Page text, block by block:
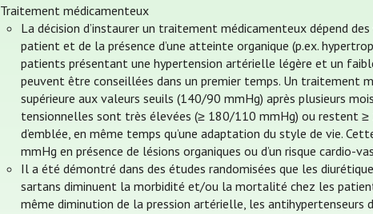
Traitement médicamenteux
La décision d’instaurer un traitement médicamenteux dépend
patient et de la présence d’une atteinte organique (p.ex.
patients présentant une hypertension artérielle légère et un
peuvent être conseillées dans un premier temps. Un traitement
supérieure aux valeurs seuils (140/90 mmHg) après plusieurs
tensionnelles sont très élevées (≥ 180/110 mmHg) ou restent
d’emblée, en même temps qu’une adaptation du style de vie.
mmHg en présence de lésions organiques ou d’un risque cardio-
Il a été démontré dans des études randomisées que les
sartans diminuent la morbidité et/ou la mortalité chez les
même diminution de la pression artérielle, les